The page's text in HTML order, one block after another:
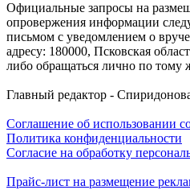
Официальные запросы на
опровержения информации
письмом с уведомлением о
адресу: 180000, Псковская
либо обращаться лично по тому
Главный редактор -
Соглашение об использовании
Политика конфиденциальности
Согласие на обработку
Прайс-лист на размещение